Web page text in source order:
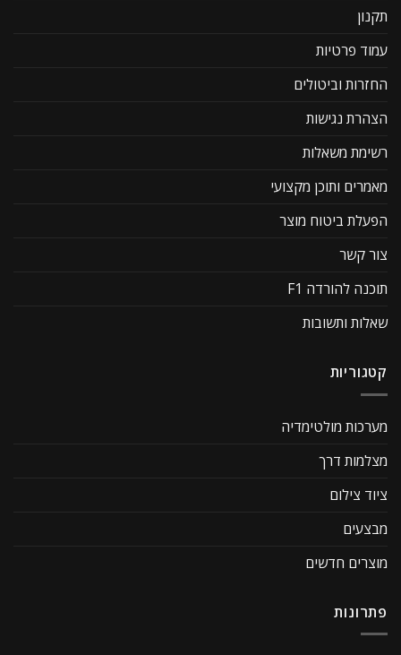
תקנון
עמוד פרטיות
החזרות וביטולים
הצהרת נגישות
רשימת משאלות
מאמרים ותוכן מקצועי
הפעלת ביטוח מוצר
צור קשר
תוכנה להורדה F1
שאלות ותשובות
קטגוריות
מערכות מולטימדיה
מצלמות דרך
ציוד צילום
מבצעים
מוצרים חדשים
פתרונות